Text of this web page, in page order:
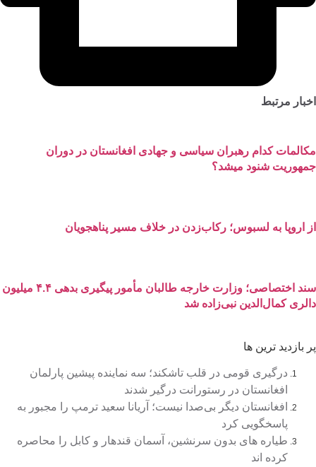
مرتبط
کدام رهبران سیاسی و جهادی افغانستان در دوران
شنود میشد؟
اروپا به لسبوس؛ رکاب‌زدن در خلاف مسیر پناهجویان
سند اختصاصی؛ وزارت خارجه طالبان مأمور پیگیری بدهی ۴.۴ میلیون
کمال‌الدین نبی‌زاده شد
ترین ها
درگیری قومی در قلب تاشکند؛ سه نماینده پیشین پارلمان
افغانستان در رستورانت درگیر شدند
افغانستان دیگر بی‌صدا نیست؛ آریانا سعید ترمپ را مجبور به
پاسخگویی کرد
طیاره های بدون سرنشین، آسمان قندهار و کابل را محاصره
کرده اند